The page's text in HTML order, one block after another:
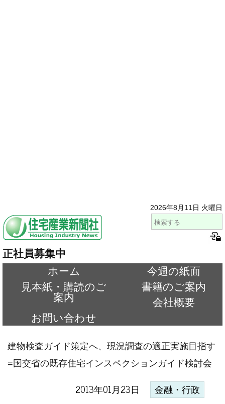
2026年8月11日 火曜日
正社員募集中
ホーム
今週の紙面
見本紙・購読のご
案内
書籍のご案内
会社概要
お問い合わせ
建物検査ガイド策定へ、現況調査の適正実施目指す
=国交省の既存住宅インスペクションガイド検討会
2013年01月23日 金融・行政